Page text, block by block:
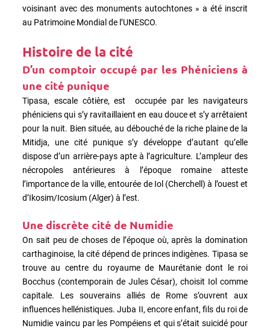
voisinant avec des monuments autochtones » a été inscrit
au Patrimoine Mondial de l’UNESCO.
Histoire de la cité
D’un comptoir occupé par les Phéniciens à
une cité punique
Tipasa, escale côtière, est occupée par les navigateurs
phéniciens qui s’y ravitaillaient en eau douce et s’y arrêtaient
pour la nuit. Bien située, au débouché de la riche plaine de la
Mitidja, une cité punique s’y développe d’autant qu’elle
dispose d’un arrière-pays apte à l’agriculture. L’ampleur des
nécropoles antérieures à l’époque romaine atteste
l’importance de la ville, entourée de Iol (Cherchell) à l’ouest et
d’Ikosim/Icosium (Alger) à l’est.
Une discrète cité de Numidie
On sait peu de choses de l’époque où, après la domination
carthaginoise, la cité dépend de princes indigènes. Tipasa se
trouve au centre du royaume de Maurétanie dont le roi
Bocchus (contemporain de Jules César), choisit Iol comme
capitale. Les souverains alliés de Rome s’ouvrent aux
influences hellénistiques. Juba II, encore enfant, fils du roi de
Numidie vaincu par les Pompéiens et qui s’était suicidé pour